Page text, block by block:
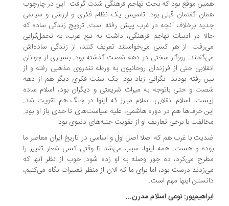
موقع بود که بحث تهاجم فرهنگی شدت گرفت. این در چارچوب
گفتمان قبلی بود. تاسیس یک نظام فکری و ارزشی و سیاسی
برخلاف آنچه در غرب پیش رفته است. ترویج زندگی ساده که
در ادبیات تهاجم فرهنگی، داشت به تبع غرب، به تجمل‌گرایی
از هر کسی می‌خواستند تعریف کنند، از زندگی ساده‌اش
روزگار سختی در دهه شصت گذشته بود. بسیاری از جوانان
حتی از فرزندان روحانیون به ورطه تندروی مذهبی رفته و از
رفته بودند. نگرانی زیاد بود. یک سنت فکری دیگر هم از دهه
و حتی باتوجه به میراث شریعتی و دیگران بود، اسلام ساده
اسلام انقلابی، اسلام مبارز که اینها در جنگ هم تقویت شد.
حرف‌ها هم در دوره هاشمی، علیه سیاست‌های تا حدی باز او بود.
با برخی تعاریف او از تقویت جنبه‌های دنیوی بود.
با غرب هم که اصلا اصل اول و اساسی در تاریخ ایران معاصر ما
و هست. همه اینها، سبب می‌شد تا وقتی کسی شعار تغییر را
می‌کرد، ده جور وصله به او زده شود. خوب از نظر آنها که
درست بود، اما برای ما که الان از منظر تغییرات نگاه می‌کنیم،
اینها مهم است.
نوعی اسلام مدرن...